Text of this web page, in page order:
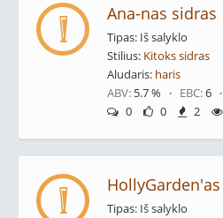
Ana-nas sidras
Tipas: Iš salyklo
Stilius: Kitoks sidras
Aludaris: haris
ABV: 5.7 % · EBC:6 ·
0
0 2
HollyGarden'as
Tipas: Iš salyklo